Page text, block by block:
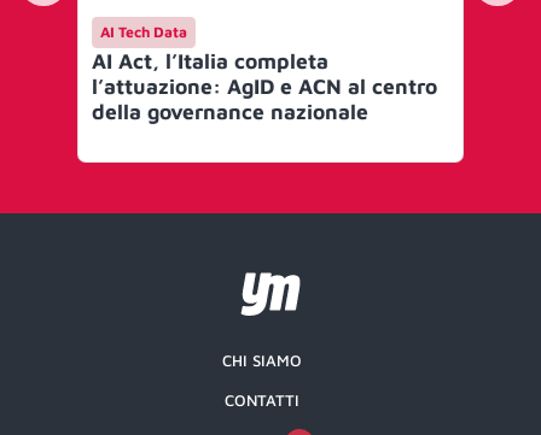
AI Tech Data
AI Act, l’Italia completa
l’attuazione: AgID e ACN al centro
della governance nazionale
CHI SIAMO
CONTATTI